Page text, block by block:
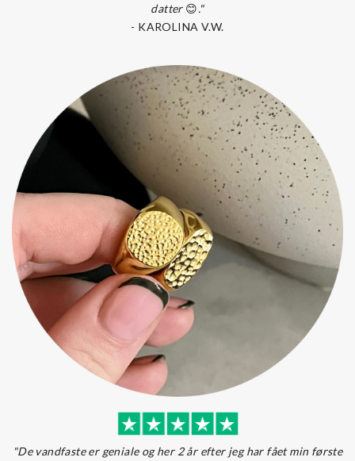
datter 😊."
- KAROLINA V.W.
"De vandfaste er geniale og her 2 år efter jeg har fået min første